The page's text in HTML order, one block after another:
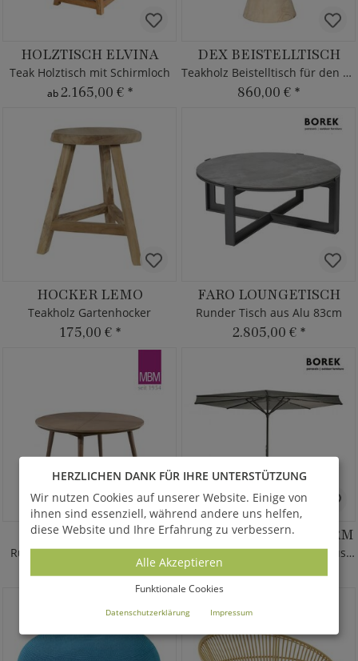
HOLZTISCH ELVINA
Teak Holztisch mit Schirmloch
ab2.165,00 € *
DEX BEISTELLTISCH
Teakholz Beistelltisch für den Garten
860,00 € *
HOCKER LEMO
Teakholz Gartenhocker
175,00 € *
FARO LOUNGETISCH
Runder Tisch aus Alu 83cm
2.805,00 € *
TISCH ALPENBLICK
Runder Gartentisch von MBM
1.515,00 €*
BRAGA SONNENSCHIRM
Runder XXL Sonnenschirm aus Alu
3.195,00 €*
HERZLICHEN DANK FÜR IHRE UNTERSTÜTZUNG
Wir nutzen Cookies auf unserer Website. Einige von
ihnen sind essenziell, während andere uns helfen,
diese Website und Ihre Erfahrung zu verbessern.
Alle Akzeptieren
Funktionale Cookies
Datenschutzerklärung Impressum